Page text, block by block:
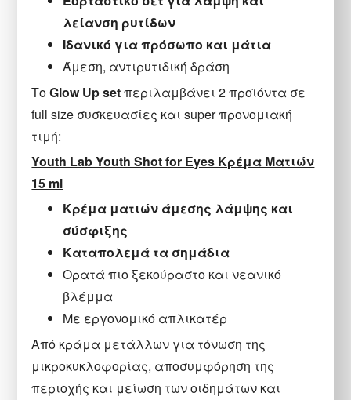
λείανση ρυτίδων
Ιδανικό για πρόσωπο και μάτια
Άμεση, αντιρυτιδική δράση
ΤοGlow Up setπεριλαμβάνει 2 προϊόντα σε
full size συσκευασίες και super προνομιακή
τιμή:
Youth Lab Youth Shot for Eyes Κρέμα Ματιών
15 ml
Κρέμα ματιών άμεσης λάμψης και
σύσφιξης
Καταπολεμά τα σημάδια
Ορατά πιο ξεκούραστο και νεανικό
βλέμμα
Με εργονομικό απλικατέρ
Από κράμα μετάλλων για τόνωση της
μικροκυκλοφορίας, αποσυμφόρηση της
περιοχής και μείωση των οιδημάτων και